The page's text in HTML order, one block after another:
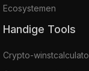
Ecosystemen
Handige Tools
Crypto-